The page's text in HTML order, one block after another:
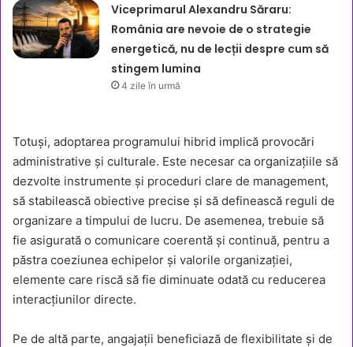
Viceprimarul Alexandru Săraru:
România are nevoie de o strategie
energetică, nu de lecții despre cum să
stingem lumina
4 zile în urmă
Totuși, adoptarea programului hibrid implică provocări
administrative și culturale. Este necesar ca organizațiile să
dezvolte instrumente și proceduri clare de management,
să stabilească obiective precise și să definească reguli de
organizare a timpului de lucru. De asemenea, trebuie să
fie asigurată o comunicare coerentă și continuă, pentru a
păstra coeziunea echipelor și valorile organizației,
elemente care riscă să fie diminuate odată cu reducerea
interacțiunilor directe.
Pe de altă parte, angajații beneficiază de flexibilitate și de